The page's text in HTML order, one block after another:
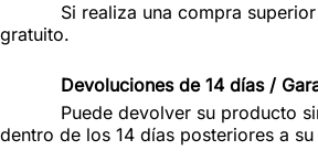
Si realiza una compra
gratuito.
Devoluciones de 14 días /
Puede devolver su producto
dentro de los 14 días posteriores a